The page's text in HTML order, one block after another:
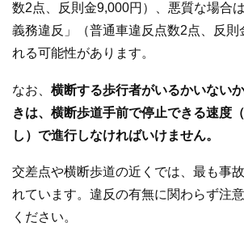
数2点、反則金9,000円）、悪質な場合
義務違反」（普通車違反点数2点、反則
れる可能性があります。
なお、 横断する歩行者がいるかいない
きは、横断歩道手前で停止できる速度
し）で進行しなければいけません。
交差点や横断歩道の近くでは、最も事
れています。違反の有無に関わらず注
ください。